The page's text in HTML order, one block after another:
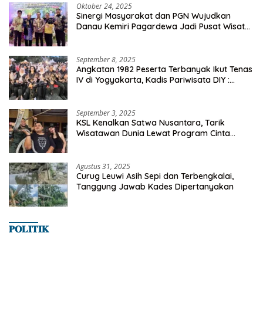
Oktober 24, 2025
Sinergi Masyarakat dan PGN Wujudkan
Danau Kemiri Pagardewa Jadi Pusat Wisata
September 8, 2025
Angkatan 1982 Peserta Terbanyak Ikut Tenas
IV di Yogyakarta, Kadis Pariwisata DIY :
September 3, 2025
KSL Kenalkan Satwa Nusantara, Tarik
Wisatawan Dunia Lewat Program Cinta
Agustus 31, 2025
Curug Leuwi Asih Sepi dan Terbengkalai,
Tanggung Jawab Kades Dipertanyakan
𝐏𝐎𝐋𝐈𝐓𝐈𝐊